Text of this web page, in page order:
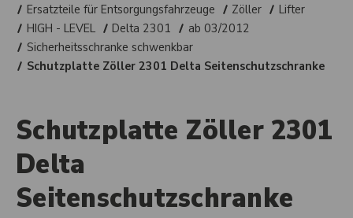
Ersatzteile für Entsorgungsfahrzeuge
Zöller
Lifter
HIGH - LEVEL
Delta 2301
ab 03/2012
Sicherheitsschranke schwenkbar
Schutzplatte Zöller 2301 Delta Seitenschutzschranke
Schutzplatte Zöller 2301
Delta
Seitenschutzschranke